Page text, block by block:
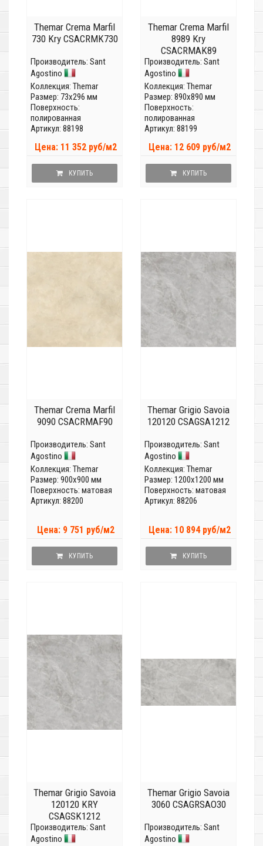
Themar Crema Marfil
730 Kry CSACRMK730
Производитель: Sant
Agostino
Коллекция: Themar
Размер: 73x296 мм
Поверхность:
полированная
Артикул: 88198
Цена: 11 352 руб/м2
КУПИТЬ
Themar Crema Marfil
8989 Kry
CSACRMAK89
Производитель: Sant
Agostino
Коллекция: Themar
Размер: 890x890 мм
Поверхность:
полированная
Артикул: 88199
Цена: 12 609 руб/м2
КУПИТЬ
Themar Crema Marfil
9090 CSACRMAF90
Производитель: Sant
Agostino
Коллекция: Themar
Размер: 900x900 мм
Поверхность: матовая
Артикул: 88200
Цена: 9 751 руб/м2
КУПИТЬ
Themar Grigio Savoia
120120 CSAGSA1212
Производитель: Sant
Agostino
Коллекция: Themar
Размер: 1200x1200 мм
Поверхность: матовая
Артикул: 88206
Цена: 10 894 руб/м2
КУПИТЬ
Themar Grigio Savoia
120120 KRY
CSAGSK1212
Производитель: Sant
Agostino
Themar Grigio Savoia
3060 CSAGRSAO30
Производитель: Sant
Agostino